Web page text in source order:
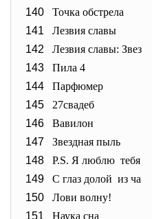
140
Точка обстрела
141
Лезвия славы
142
Лезвия славы: Звез
143
Пила 4
144
Парфюмер
145
27свадеб
146
Вавилон
147
Звездная пыль
148
P.S. Я люблю тебя
149
С глаз долой из ча
150
Лови волну!
151
Наука сна